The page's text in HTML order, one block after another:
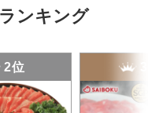
ンキング
2位